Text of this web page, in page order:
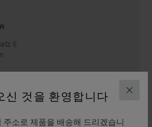
닫기
신 것을 환영합니다
소로 제품을 배송해 드리겠습니
5